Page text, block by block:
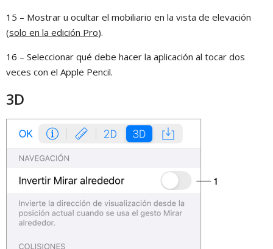
15 – Mostrar u ocultar el mobiliario en la vista de elevación
(solo en la edición Pro).
16 – Seleccionar qué debe hacer la aplicación al tocar dos
veces con el Apple Pencil.
3D